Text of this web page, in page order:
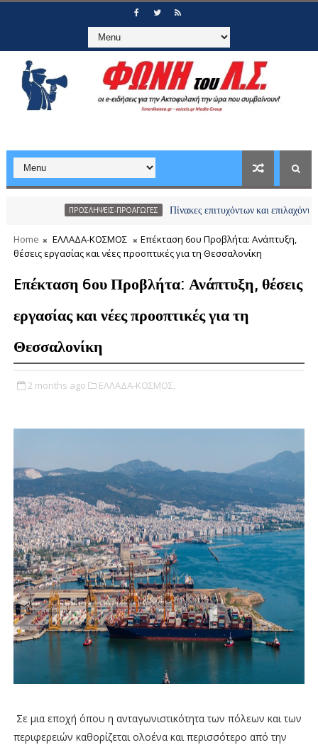
ΠΡΟΣΛΗΨΕΙΣ-ΠΡΟΑΓΩΓΕΣ Πίνακες επιτυχόντων και επιλαχόντων
Home ΕΛΛΑΔΑ-ΚΟΣΜΟΣ
Eπέκταση 6ου Προβλήτα: Ανάπτυξη,
θέσεις εργασίας και νέες προοπτικές για τη Θεσσαλονίκη
Eπέκταση 6ου Προβλήτα: Ανάπτυξη, θέσεις
εργασίας και νέες προοπτικές για τη
Θεσσαλονίκη
2 months ago ΕΛΛΑΔΑ-ΚΟΣΜΟΣ,
Σε μια εποχή όπου η ανταγωνιστικότητα των πόλεων και των
περιφερειών καθορίζεται ολοένα και περισσότερο από την